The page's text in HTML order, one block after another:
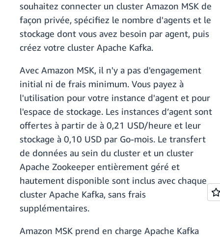
souhaitez connecter un cluster Amazon MSK de
façon privée, spécifiez le nombre d'agents et le
stockage dont vous avez besoin par agent, puis
créez votre cluster Apache Kafka.
Avec Amazon MSK, il n'y a pas d'engagement
initial ni de frais minimum. Vous payez à
l'utilisation pour votre instance d'agent et pour
l'espace de stockage. Les instances d’agent sont
offertes à partir de à 0,21 USD/heure et leur
stockage à 0,10 USD par Go-mois. Le transfert
de données au sein du cluster et un cluster
Apache Zookeeper entièrement géré et
hautement disponible sont inclus avec chaque
cluster Apache Kafka, sans frais
supplémentaires.
Amazon MSK prend en charge Apache Kafka